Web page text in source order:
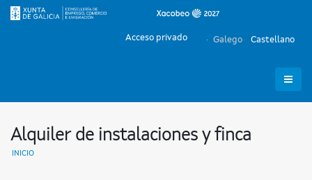
Galego Castellano
Acceso privado
Alquiler de instalaciones y finca
INICIO